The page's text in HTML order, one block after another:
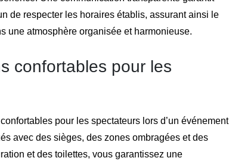
de respecter les horaires établis, assurant ainsi le
une atmosphère organisée et harmonieuse.
confortables pour les
pour les spectateurs lors d’un événement
avec des sièges, des zones ombragées et des
et des toilettes, vous garantissez une